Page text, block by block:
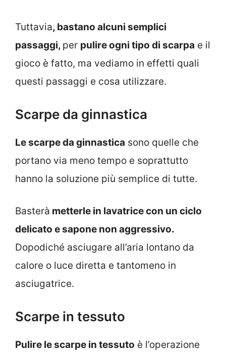
Tuttavia, bastano alcuni semplici
passaggi, per pulire ogni tipo di scarpa e il
gioco è fatto, ma vediamo in effetti quali
questi passaggi e cosa utilizzare.
Scarpe da ginnastica
Le scarpe da ginnastica sono quelle che
portano via meno tempo e soprattutto
hanno la soluzione più semplice di tutte.
Basterà metterle in lavatrice con un ciclo
delicato e sapone non aggressivo.
Dopodiché asciugare all’aria lontano da
calore o luce diretta e tantomeno in
asciugatrice.
Scarpe in tessuto
Pulire le scarpe in tessuto è l’operazione